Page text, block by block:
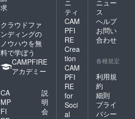
求
クラウドファ
ンディングの
ノウハウを無
料で学ぼう
CAMPFIRE
アカデミー
CA
MP
FI
説
明
会
ニ
ティ
CAM
PFI
RE
Crea
tion
CAM
PFI
RE
for
Soci
al
ニュー
ス
ヘルプ
お問い
合わせ
各種規定
利用規
約
細則
プライ
バシー